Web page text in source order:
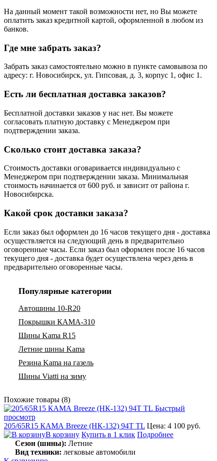
На данный момент такой возможности нет, но Вы можете
оплатить заказ кредитной картой, оформленной в любом из
банков.
Где мне забрать заказ?
Забрать заказ самостоятельно можно в пункте самовывоза по
адресу: г. Новосибирск, ул. Гипсовая, д. 3, корпус 1, офис 1.
Есть ли бесплатная доставка заказов?
Бесплатной доставки заказов у нас нет. Вы можете
согласовать платную доставку с Менеджером при
подтверждении заказа.
Сколько стоит доставка заказа?
Стоимость доставки оговаривается индивидуально с
Менеджером при подтверждении заказа. Минимальная
стоимость начинается от 600 руб. и зависит от района г.
Новосибирска.
Какой срок доставки заказа?
Если заказ был оформлен до 16 часов текущего дня - доставка
осуществляется на следующий день в предварительно
оговоренные часы. Если заказ был оформлен после 16 часов
текущего дня - доставка будет осуществлена через день в
предварительно оговоренные часы.
Популярные категории
Автошины 10-R20
Покрышки КАМА-310
Шины Kama R15
Летние шины Kama
Резина Kama на газель
Шины Viatti на зиму
Похожие товары (8)
Быстрый
просмотр
205/65R15 КАМА Breeze (НК-132) 94T TL Цена: 4 100 руб.
В корзину Купить в 1 клик Подробнее
Сезон (шины): Летние
Вид техники: легковые автомобили